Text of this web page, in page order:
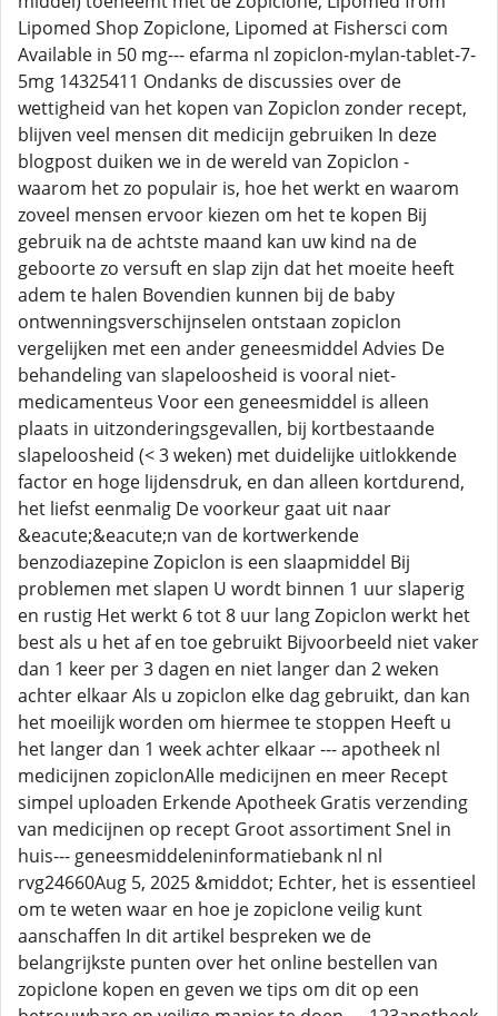
Lipomed Shop Zopiclone, Lipomed at Fishersci com
Available in 50 mg--- efarma nl zopiclon-mylan-tablet-7-
5mg 14325411 Ondanks de discussies over de
wettigheid van het kopen van Zopiclon zonder recept,
blijven veel mensen dit medicijn gebruiken In deze
blogpost duiken we in de wereld van Zopiclon -
waarom het zo populair is, hoe het werkt en waarom
zoveel mensen ervoor kiezen om het te kopen Bij
gebruik na de achtste maand kan uw kind na de
geboorte zo versuft en slap zijn dat het moeite heeft
adem te halen Bovendien kunnen bij de baby
ontwenningsverschijnselen ontstaan zopiclon
vergelijken met een ander geneesmiddel Advies De
behandeling van slapeloosheid is vooral niet-
medicamenteus Voor een geneesmiddel is alleen
plaats in uitzonderingsgevallen, bij kortbestaande
slapeloosheid (< 3 weken) met duidelijke uitlokkende
factor en hoge lijdensdruk, en dan alleen kortdurend,
het liefst eenmalig De voorkeur gaat uit naar
&eacute;&eacute;n van de kortwerkende
benzodiazepine Zopiclon is een slaapmiddel Bij
problemen met slapen U wordt binnen 1 uur slaperig
en rustig Het werkt 6 tot 8 uur lang Zopiclon werkt het
best als u het af en toe gebruikt Bijvoorbeeld niet vaker
dan 1 keer per 3 dagen en niet langer dan 2 weken
achter elkaar Als u zopiclon elke dag gebruikt, dan kan
het moeilijk worden om hiermee te stoppen Heeft u
het langer dan 1 week achter elkaar --- apotheek nl
medicijnen zopiclonAlle medicijnen en meer Recept
simpel uploaden Erkende Apotheek Gratis verzending
van medicijnen op recept Groot assortiment Snel in
huis--- geneesmiddeleninformatiebank nl nl
rvg24660Aug 5, 2025 &middot; Echter, het is essentieel
om te weten waar en hoe je zopiclone veilig kunt
aanschaffen In dit artikel bespreken we de
belangrijkste punten over het online bestellen van
zopiclone kopen en geven we tips om dit op een